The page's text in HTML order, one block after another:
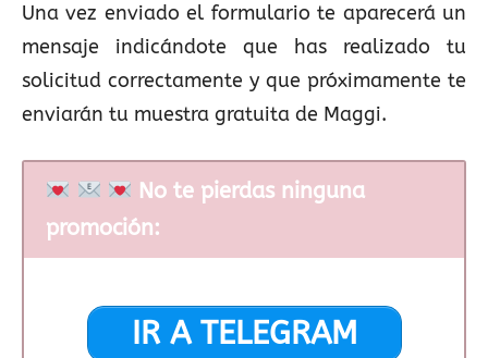
Una vez enviado el formulario te aparecerá un
mensaje indicándote que has realizado tu
solicitud correctamente y que próximamente te
enviarán tu muestra gratuita de Maggi.
No te pierdas ninguna
promoción:
IR A TELEGRAM